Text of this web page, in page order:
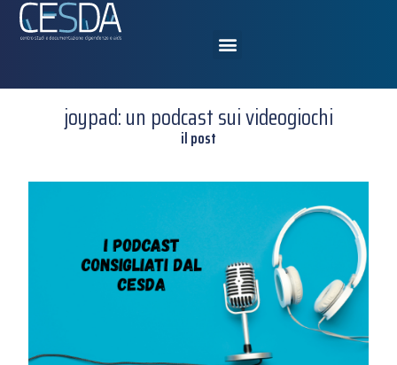
joypad: un podcast sui videogiochi
il post